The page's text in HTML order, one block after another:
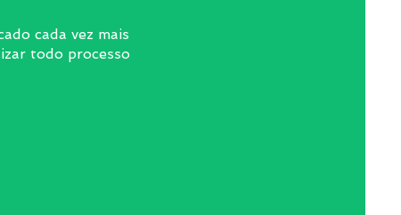
cada vez mais
todo processo